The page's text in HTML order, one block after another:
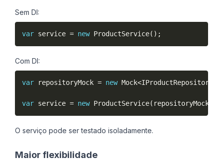
Sem DI:
var service = new ProductService( ) ;
Com DI:
var repositoryMock = new Mock<IProductRepository
var service = new ProductService( repositoryMock
O serviço pode ser testado isoladamente.
Maior flexibilidade